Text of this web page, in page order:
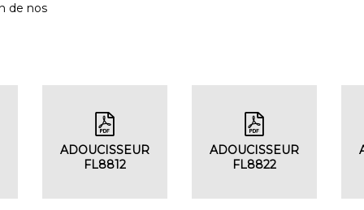
de nos
ADOUCISSEUR
FL8812
ADOUCISSEUR
FL8822